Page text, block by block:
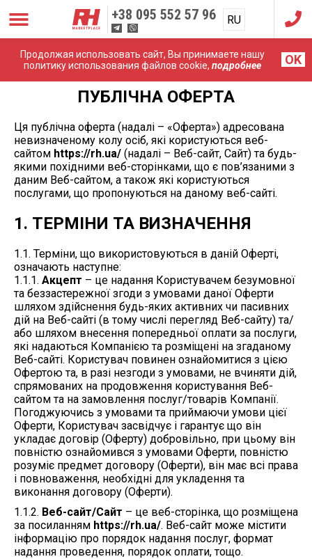
Продолжая использовать сайт, Вы принимаете нашу
политику использования файлов cookie, подробнее OK
+38 095 552 57 96 RU
UA
ПУБЛІЧНА ОФЕРТА
Ця публічна оферта (надалі – «Оферта») адресована
невизначеному колу осіб, які користуються веб-
сайтом https://rh.ua/ (надалі – Веб-сайт, Сайт) та будь-
якими похідними веб-сторінками, що є пов’язаними з
даним Веб-сайтом, а також які користуються
послугами, що пропонуються на даному веб-сайті.
1. ТЕРМІНИ ТА ВИЗНАЧЕННЯ
1.1. Терміни, що використовуються в даній Оферті,
означають наступне:
1.1.1. Акцепт – це надання Користувачем безумовної
та беззастережної згоди з умовами даної Оферти
шляхом здійснення будь-яких активних чи пасивних
дій на Веб-сайті (в тому числі перегляд Веб-сайту) та/
або шляхом внесення попередньої оплати за послуги,
які надаються Компанією та розміщені на згаданому
Веб-сайті. Користувач повинен ознайомитися з цією
Офертою та, в разі незгоди з умовами, не вчиняти дій,
спрямованих на продовження користування Веб-
сайтом та на замовлення послуг/товарів Компанії.
Погоджуючись з умовами та приймаючи умови цієї
Оферти, Користувач засвідчує і гарантує що він
укладає договір (Оферту) добровільно, при цьому він
повністю ознайомився з умовами Оферти, повністю
розуміє предмет договору (Оферти), він має всі права
і повноваження, необхідні для укладення та
виконання договору (Оферти).
1.1.2. Веб-сайт/Сайт – це веб-сторінка, що розміщена
за посиланням https://rh.ua/. Веб-сайт може містити
інформацію про порядок надання послуг, формат
надання проведення, порядок оплати, тощо.